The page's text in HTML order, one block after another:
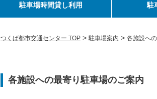
駐車場時間貸し利用 駐
つくば都市交通センター TOP > 駐車場案内 > 各施設へ
各施設への最寄り駐車場のご案内